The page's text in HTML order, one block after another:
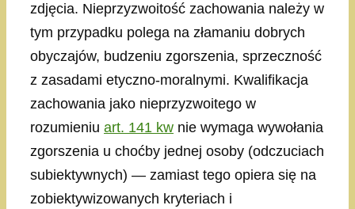
zdjęcia. Nieprzyzwoitość zachowania należy w
tym przypadku polega na złamaniu dobrych
obyczajów, budzeniu zgorszenia, sprzeczność
z zasadami etyczno-moralnymi. Kwalifikacja
zachowania jako nieprzyzwoitego w
rozumieniu art. 141 kw nie wymaga wywołania
zgorszenia u choćby jednej osoby (odczuciach
subiektywnych) — zamiast tego opiera się na
zobiektywizowanych kryteriach i